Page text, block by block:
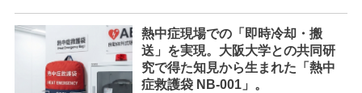
熱中症現場での「即時冷却・搬
送」を実現。大阪大学との共同研
究で得た知見から生まれた「熱中
症救護袋 NB-001」。